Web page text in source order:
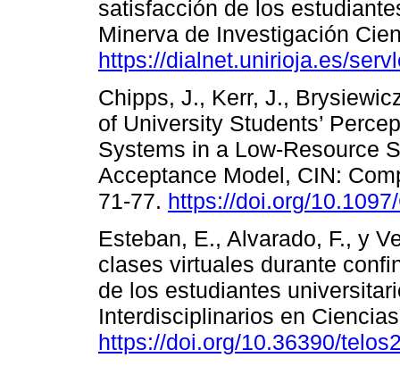
satisfacción de los
Minerva de Investigación
https://dialnet.unirioja.es/
Chipps, J., Kerr, J.,
of University Students’
Systems in a Low-Resource
Acceptance Model, CIN:
71-77. https://doi.org/
Esteban, E., Alvarado, F., y
clases virtuales durante
de los estudiantes
Interdisciplinarios en
https://doi.org/10.36390/